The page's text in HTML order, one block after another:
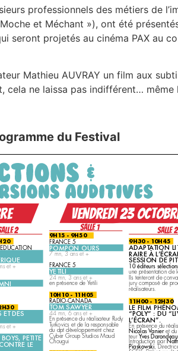
professionnels des métiers de
et Méchant »), ont été
seront projetés au cinéma PAX au
Mathieu AUVRAY un film aux
cela ne laissa pas indifférent… même
du Festival